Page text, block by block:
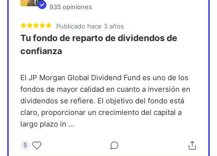
935 opiniones
Publicado hace 3 años
Tu fondo de reparto de dividendos de
confianza
El JP Morgan Global Dividend Fund es uno de los
fondos de mayor calidad en cuanto a inversión en
dividendos se refiere. El objetivo del fondo está
claro, proporcionar un crecimiento del capital a
largo plazo in ...
5